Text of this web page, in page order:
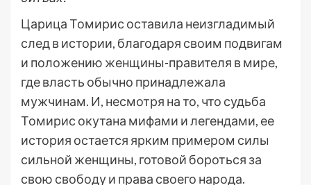
Царица Томирис оставила неизгладимый
след в истории, благодаря своим подвигам
и положению женщины-правителя в мире,
где власть обычно принадлежала
мужчинам. И, несмотря на то, что судьба
Томирис окутана мифами и легендами, ее
история остается ярким примером силы
сильной женщины, готовой бороться за
свою свободу и права своего народа.